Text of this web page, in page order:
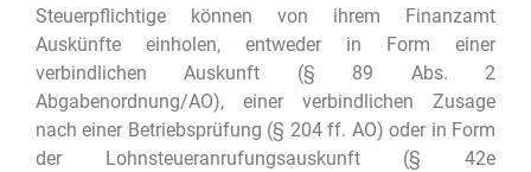
Steuerpflichtige können von ihrem Finanzamt
Auskünfte einholen, entweder in Form einer
verbindlichen Auskunft (§ 89 Abs. 2
Abgabenordnung/AO), einer verbindlichen Zusage
nach einer Betriebsprüfung (§ 204 ff. AO) oder in Form
der Lohnsteueranrufungsauskunft (§ 42e